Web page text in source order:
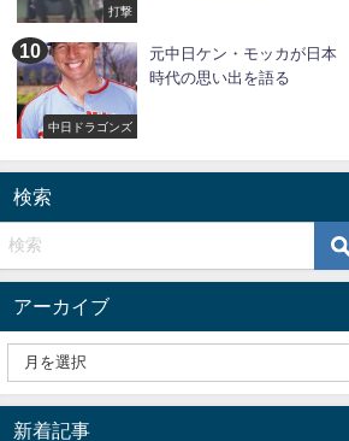
打撃
中日ドラゴンズ
元中日ケン・モッカが日本
時代の思い出を語る
検索
アーカイブ
新着記事